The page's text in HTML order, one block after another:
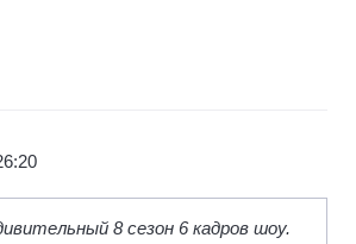
8 сезон 6 кадров шоу.